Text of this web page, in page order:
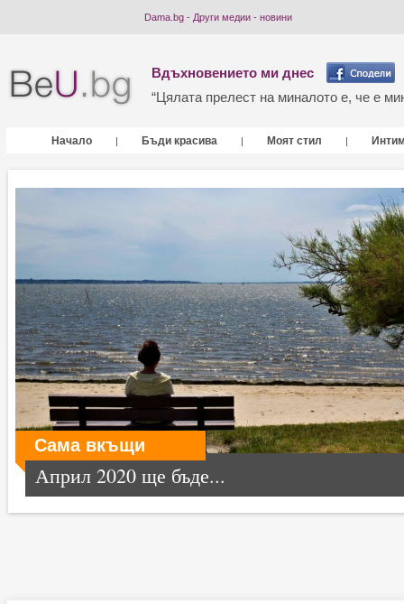
Dama.bg - Други медии - новини
Вдъхновението ми днес
“Цялата прелест на миналото е, че е
Начало | Бъди красива | Моят стил |
Сама вкъщи
Април 2020 ще бъде...